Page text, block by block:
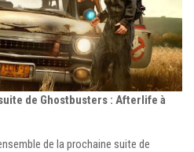
de Ghostbusters : Afterlife à
de la prochaine suite de